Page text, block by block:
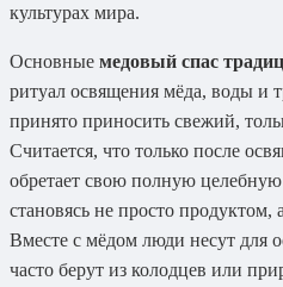
культурах мира.
Основные медовый спас
ритуал освящения мёда, воды и
принято приносить свежий,
Считается, что только после
обретает свою полную
становясь не просто
Вместе с мёдом люди несут для
часто берут из колодцев или